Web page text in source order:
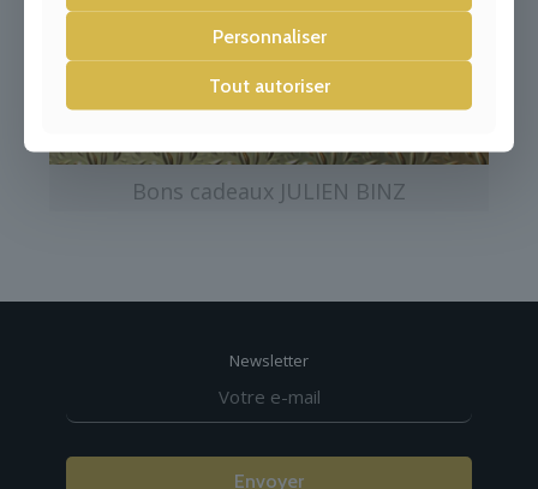
Bons cadeaux JULIEN BINZ
Newsletter
Personnaliser
Tout autoriser